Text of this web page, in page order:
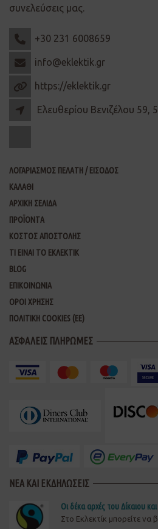
συνελεύσεις μας.
+30 231 6008659
info@eklektik.gr
https://eklektik.gr
Ελευθερίου Βενιζέλου 59,
ΛΟΓΑΡΙΑΣΜΟΣ ΠΕΛΑΤΗ / ΕΙΣΟΔΟΣ
ΚΑΛΑΘΙ
ΑΡΧΙΚΗ ΣΕΛΙΔΑ
ΠΡΟΪΟΝΤΑ
ΚΟΣΤΟΣ ΑΠΟΣΤΟΛΗΣ
ΤΙ ΕΙΝΑΙ ΤΟ ΕΚΛΕΚΤΙΚ
BLOG
ΕΠΙΚΟΙΝΩΝΙΑ
ΟΡΟΙ ΧΡΗΣΗΣ
ΠΟΛΙΤΙΚΗ COOKIES (ΕΕ)
ΑΣΦΑΛΕΙΣ ΠΛΗΡΩΜΕΣ
ΝΕΑ ΚΑΙ ΕΚΔΗΛΩΣΕΙΣ
Οι δέκα αρχές του Δίκαιου
Στο Εκλεκτίκ μπορείτε να